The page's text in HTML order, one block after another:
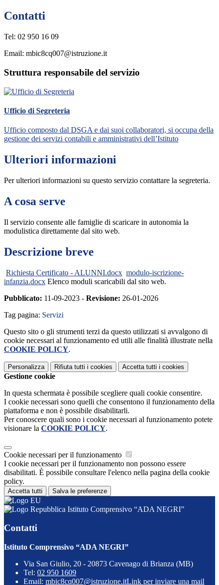
Contatti
Tel: 02 950 16 09
Email: mbic8cq007@istruzione.it
Struttura responsabile del servizio
Ufficio di Segreteria
Ufficio composto dal DSGA e dai suoi collaboratori, si occupa della
gestione dei servizi contabili e amministrativi dell’Istituto
Ulteriori informazioni
Per ulteriori informazioni su questo servizio contattare la segreteria.
A cosa serve
Il servizio consente alle famiglie di scaricare in autonomia la
modulistica direttamente dal sito web.
Descrizione breve
Richiesta Certificato - ALUNNI.docx modulo-iscrizione-
infanzia.docx Elenco moduli scaricabili dal sito web.
Pubblicato: 11-09-2023 - Revisione: 26-01-2026
Tag pagina: Servizi
Questo sito o gli strumenti terzi da questo utilizzati si avvalgono di
cookie necessari al funzionamento ed utili alle finalità illustrate nella
COOKIE POLICY.
Personalizza Rifiuta tutti i cookies Accetta tutti i cookies
Gestione cookie
In questa schermata è possibile scegliere quali cookie consentire.
I cookie necessari sono quelli che consentono il funzionamento della
piattaforma e non è possibile disabilitarli.
Per conoscere quali sono i cookie necessari al funzionamento potete
visionare la COOKIE POLICY.
Cookie necessari per il funzionamento
I cookie necessari per il funzionamento non possono essere
disabilitati. È possibile consultare l'elenco nella pagina della cookie
policy.
Accetta tutti Salva le preferenze
Istituto Comprensivo “ADA NEGRI”
Contatti
Istituto Comprensivo “ADA NEGRI”
Via San Giulio, 20 - 20873 Cavenago di Brianza (MB)
Tel: 02 950 1609
Email: mbic8cq007@istruzione.itLink per inviare una mail